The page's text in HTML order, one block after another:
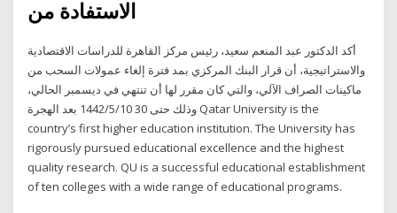
أكد الدكتور عبد المنعم سعيد، رئيس مركز القاهرة للدراسات الاقتصادية
والاستراتيجية، أن قرار البنك المركزي بمد فترة إلغاء عمولات السحب من
ماكينات الصراف الآلي، والتي كان مقرر لها أن تنتهي في ديسمبر الحالي،
وذلك حتى 30 10‏‏/5‏‏/1442 بعد الهجرة Qatar University is the
country’s first higher education institution. The University has
rigorously pursued educational excellence and the highest
quality research. QU is a successful educational establishment
of ten colleges with a wide range of educational programs.